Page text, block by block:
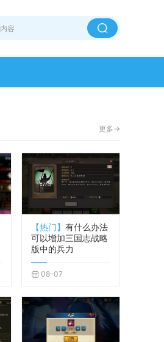
更多->
【热门】 有什么办法
可以增加三国志战略
版中的兵力
08-07